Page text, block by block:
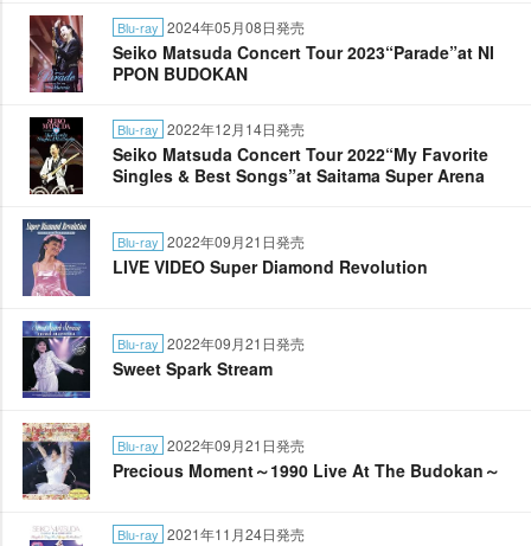
Blu-ray 2024年05月08日発売
Seiko Matsuda Concert Tour 2023“Parade”at NI
PPON BUDOKAN
Blu-ray 2022年12月14日発売
Seiko Matsuda Concert Tour 2022“My Favorite
Singles & Best Songs”at Saitama Super Arena
Blu-ray 2022年09月21日発売
LIVE VIDEO Super Diamond Revolution
Blu-ray 2022年09月21日発売
Sweet Spark Stream
Blu-ray 2022年09月21日発売
Precious Moment～1990 Live At The Budokan～
Blu-ray 2021年11月24日発売